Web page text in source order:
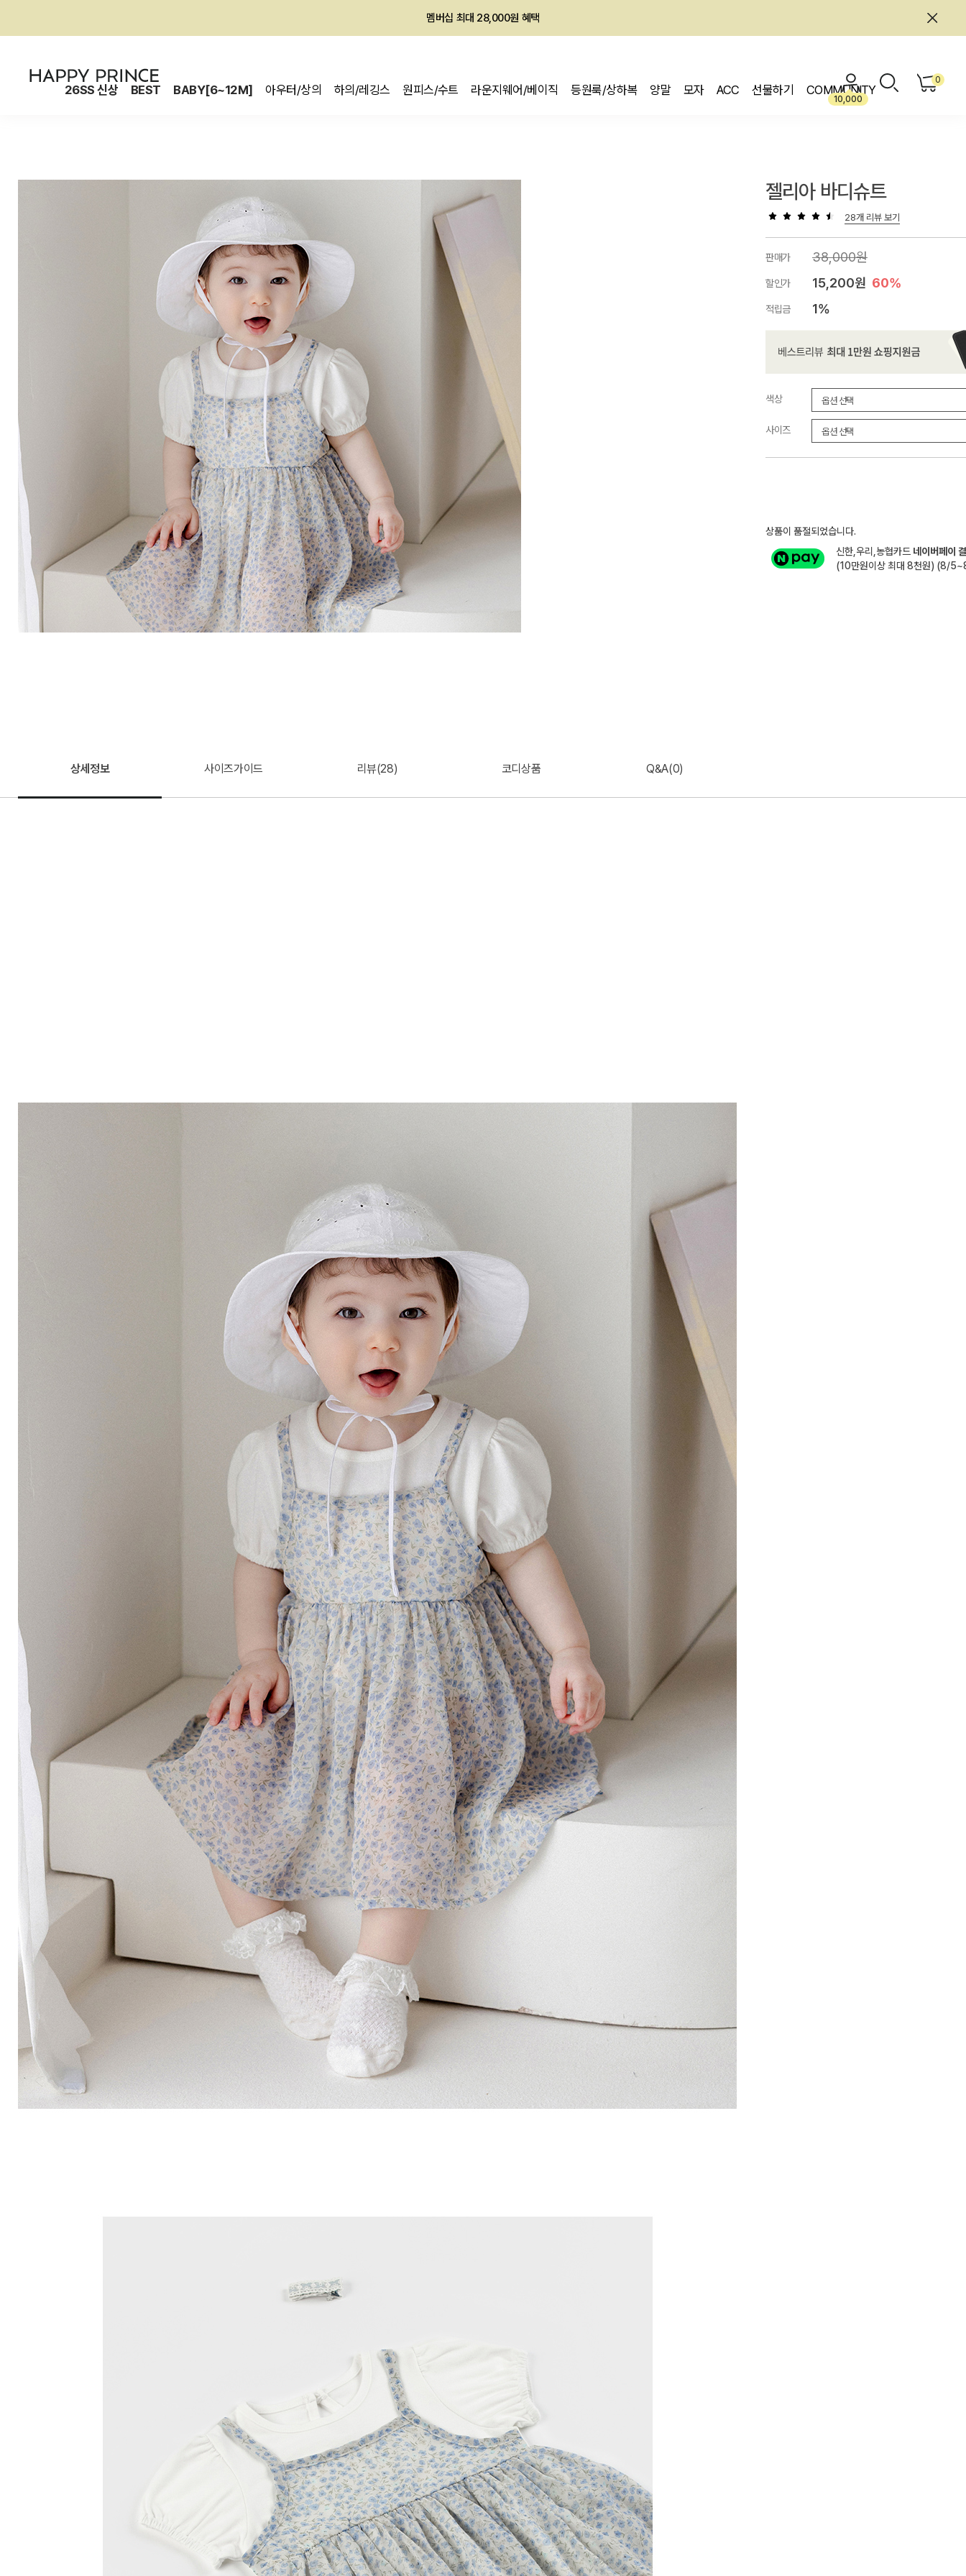
회원전용 아울렛, 가입하면 ~60% 할인!
26SS 신상 BEST BABY[6~12M] 아우터/상의 하의/레깅스 원피스/수트 라운지웨어/베이직 등원룩/상하복 양말 모자 ACC 선물하기 COMMUNITY
10,000
0
젤리아 바디슈트
28개 리뷰 보기
판매가 38,000원
할인가 15,200원 60%
적립금 1%
색상
사이즈
상품이 품절되었습니다.
신한,우리,농협카드 네이버페이
(10만원이상 최대 8천원) (8/
상세정보 사이즈가이드 리뷰(28) 코디상품 Q&A(0)